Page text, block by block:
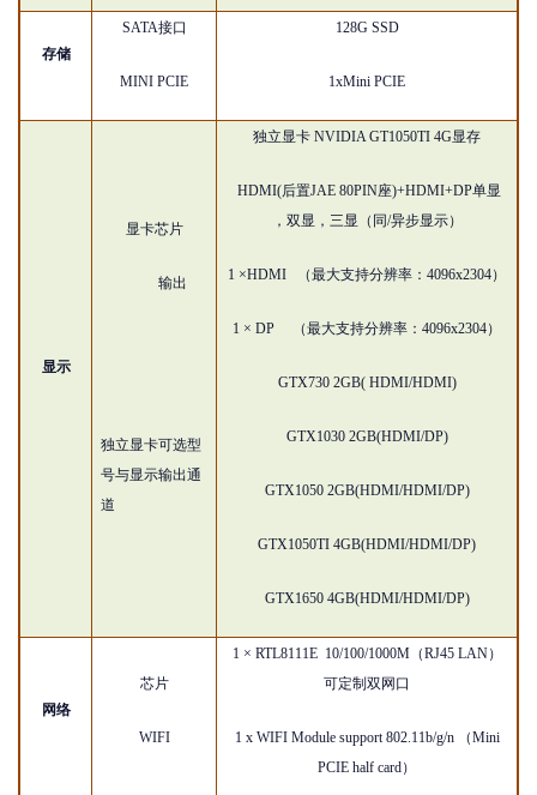
存储
SATA接口
MINI PCIE
128G SSD
1xMini PCIE
显示
显卡芯片
输出
独立显卡可选型
号与显示输出通
道
独立显卡 NVIDIA GT1050TI 4G显存
HDMI(后置JAE 80PIN座)+HDMI+DP单显
，双显，三显（同/异步显示）
1 ×HDMI （最大支持分辨率：4096x2304）
1 × DP （最大支持分辨率：4096x2304）
GTX730 2GB( HDMI/HDMI)
GTX1030 2GB(HDMI/DP)
GTX1050 2GB(HDMI/HDMI/DP)
GTX1050TI 4GB(HDMI/HDMI/DP)
GTX1650 4GB(HDMI/HDMI/DP)
网络
芯片
WIFI
1 × RTL8111E 10/100/1000M（RJ45 LAN）
可定制双网口
1 x WIFI Module support 802.11b/g/n （Mini
PCIE half card）